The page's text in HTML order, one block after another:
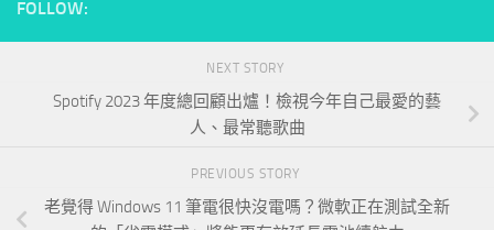
FOLLOW:
NEXT STORY
Spotify 2023 年度總回顧出爐！檢視今年自己最愛的藝
人、最常聽歌曲
PREVIOUS STORY
老覺得 Windows 11 筆電很快沒電嗎？微軟正在測試全新